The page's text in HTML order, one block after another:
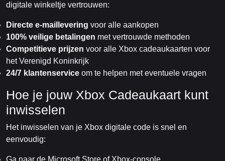
digitale winkeltje vertrouwen:
Directe e-maillevering voor alle aankopen
100% veilige betalingen met vertrouwde methoden
Competitieve prijzen voor alle Xbox cadeaukaarten voor
het Verenigd Koninkrijk
24/7 klantenservice om te helpen met eventuele vragen
Hoe je jouw Xbox Cadeaukaart kunt
inwisselen
Het inwisselen van je Xbox digitale code is snel en
eenvoudig:
Ga naar de Microsoft Store of Xbox-console